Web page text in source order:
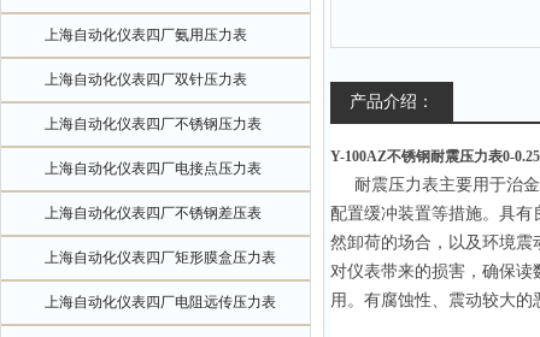
上海自动化仪表四厂氨用压力表
上海自动化仪表四厂双针压力表
上海自动化仪表四厂不锈钢压力表
上海自动化仪表四厂电接点压力表
上海自动化仪表四厂不锈钢差压表
上海自动化仪表四厂矩形膜盒压力表
上海自动化仪表四厂电阻远传压力表
产品介绍：
Y-100AZ不锈钢耐震压力表0-
耐震压力表主要用于治金
配置缓冲装置等措施。具
然卸荷的场合，以及环境
对仪表带来的损害，确保
用。有腐蚀性、震动较大的